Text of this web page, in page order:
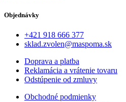
Objednávky
+421 918 666 377
sklad.zvolen@maspoma.sk
Doprava a platba
Reklamácia a vrátenie tovaru
Odstúpenie od zmluvy
Obchodné podmienky